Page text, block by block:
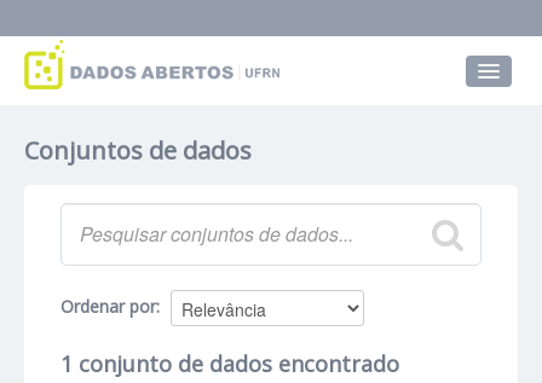
Grupos
Sobre
Conjuntos de dados
Ordenar por
1 conjunto de dados encontrado